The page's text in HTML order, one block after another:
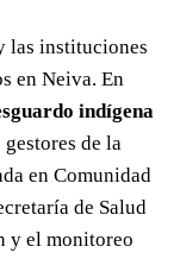
las instituciones
en Neiva. En
indígena
de la
en Comunidad
de Salud
y el monitoreo